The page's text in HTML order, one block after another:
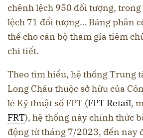
chênh lệch 950 đối tượng,
lệch 71 đối tượng… Bảng phân
thể cho cán bộ tham gia tiêm
chi tiết.
Theo tìm hiểu, hệ thống Trung
Long Châu thuộc sở hữu của
lẻ Kỹ thuật số FPT (FPT Retail,
FRT), hệ thống này chính thức
động từ tháng 7/2023, đến nay